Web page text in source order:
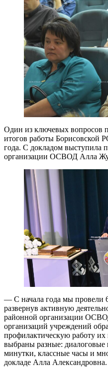
Один из ключевых вопросов
итогов работы
года. С докладом выступила
организации ОСВОД Алла
— С начала года мы провели
развернув активную
районной организации
организаций учреждений
профилактическую работу
выбраны разные: диалоговые
минутки, классные часы и
докладе Алла Александровна.